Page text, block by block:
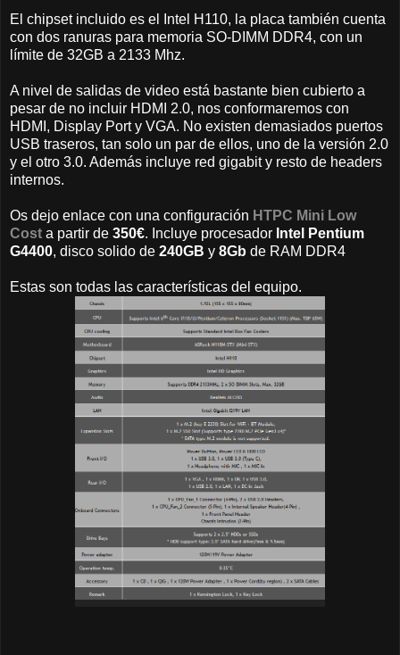
El chipset incluido es el Intel H110, la placa también cuenta
con dos ranuras para memoria SO-DIMM DDR4, con un
límite de 32GB a 2133 Mhz.
A nivel de salidas de video está bastante bien cubierto a
pesar de no incluir HDMI 2.0, nos conformaremos con
HDMI, Display Port y VGA. No existen demasiados puertos
USB traseros, tan solo un par de ellos, uno de la versión 2.0
y el otro 3.0. Además incluye red gigabit y resto de headers
internos.
Os dejo enlace con una configuración HTPC Mini Low
Cost a partir de 350€. Incluye procesador Intel Pentium
G4400, disco solido de 240GB y 8Gb de RAM DDR4
Estas son todas las características del equipo.